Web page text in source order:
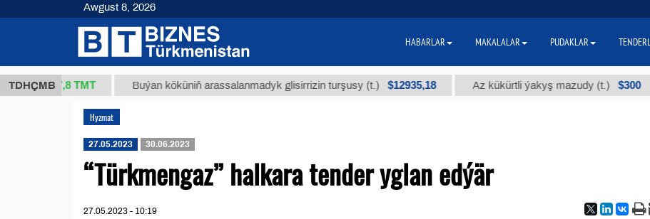
TDHÇMB
37,8 ТМТ Buýan köküniň arassalanmadyk glisirrizin turşusy (t.) $12935,18 Az kükürtli ýakyş mazudy (t.) $300
Hyzmat
27.05.2023 30.06.2023
“Türkmengaz” halkara tender yglan edýär
27.05.2023 - 10:19
Awgust 8, 2026
HABARLAR MAKALALAR PUDAKLAR